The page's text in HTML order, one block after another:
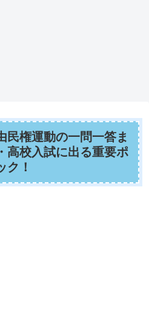
民権運動の一問一答ま
高校入試に出る重要ポ
ク！